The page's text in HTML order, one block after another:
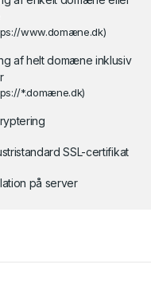
www.domæne.dk)
af helt domæne inklusiv
*.domæne.dk)
SSL-certifikat
på server